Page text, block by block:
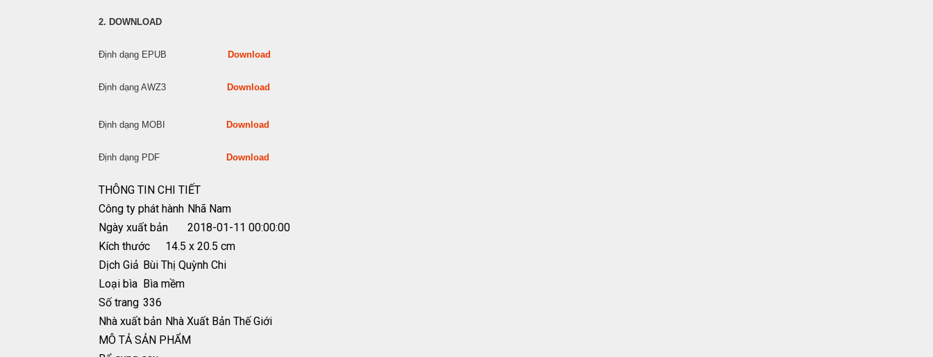
2. DOWNLOAD
Định dạng EPUB Download
Định dạng AWZ3 Download
Định dạng MOBI Download
Định dạng PDF Download
THÔNG TIN CHI TIẾT
Công ty phát hành Nhã Nam
Ngày xuất bản
2018-01-11 00:00:00
Kích thước
14.5 x 20.5 cm
Dịch Giả Bùi Thị Quỳnh Chi
Loại bìa Bìa mềm
Số trang 336
Nhà xuất bản Nhà Xuất Bản Thế Giới
MÔ TẢ SẢN PHẨM